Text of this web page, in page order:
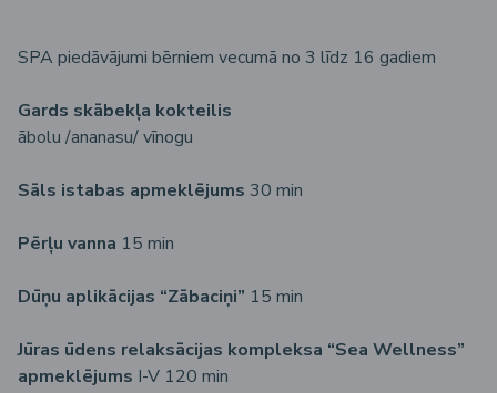
SPA piedāvājumi bērniem vecumā no 3 līdz 16 gadiem
Gards skābekļa kokteilis
ābolu /аnanasu/ vīnogu
Sāls istabas apmeklējums 30 min
Pērļu vanna 15 min
Dūņu aplikācijas “Zābaciņi” 15 min
Jūras ūdens relaksācijas kompleksa “Sea Wellness”
apmeklējums I-V 120 min